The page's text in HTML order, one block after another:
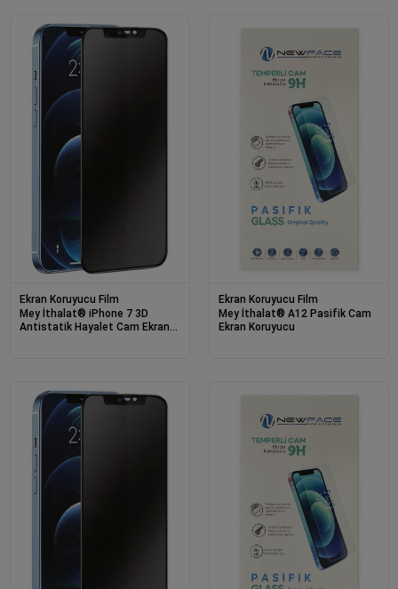
Ekran Koruyucu Film
Mey İthalat® iPhone 7 3D
Antistatik Hayalet Cam Ekran
Ekran Koruyucu Film
Mey İthalat® A12 Pasifik Cam
Ekran Koruyucu